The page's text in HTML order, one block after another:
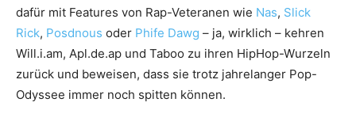
dafür mit Features von Rap-Veteranen wie Nas, Slick
Rick, Posdnous oder Phife Dawg – ja, wirklich – kehren
Will.i.am, Apl.de.ap und Taboo zu ihren HipHop-Wurzeln
zurück und beweisen, dass sie trotz jahrelanger Pop-
Odyssee immer noch spitten können.